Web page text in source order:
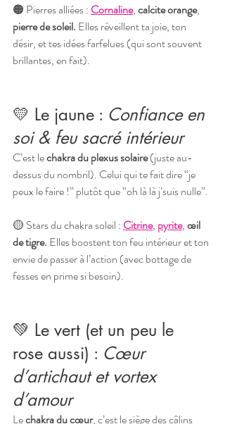
🟠 Pierres alliées : Cornaline, calcite orange,
pierre de soleil. Elles réveillent ta joie, ton
désir, et tes idées farfelues (qui sont souvent
brillantes, en fait).
💛 Le jaune : Confiance en
soi & feu sacré intérieur
C’est le chakra du plexus solaire (juste au-
dessus du nombril). Celui qui te fait dire “je
peux le faire !” plutôt que “oh là là j’suis nulle”.
🟡 Stars du chakra soleil : Citrine, pyrite, œil
de tigre. Elles boostent ton feu intérieur et ton
envie de passer à l’action (avec bottage de
fesses en prime si besoin).
💚 Le vert (et un peu le
rose aussi) : Cœur
d’artichaut et vortex
d’amour
Le chakra du cœur, c’est le siège des câlins